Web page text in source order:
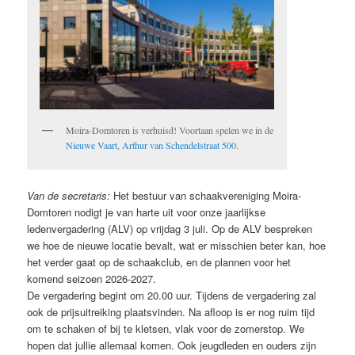
Moira-Domtoren is verhuisd! Voortaan spelen we in de
Nieuwe Vaart,Arthur van Schendelstraat 500.
Van de secretaris: Het bestuur van schaakvereniging Moira-
Domtoren nodigt je van harte uit voor onze jaarlijkse
ledenvergadering (ALV) op vrijdag 3 juli. Op de ALV bespreken
we hoe de nieuwe locatie bevalt, wat er misschien beter kan, hoe
het verder gaat op de schaakclub, en de plannen voor het
komend seizoen 2026-2027.
De vergadering begint om 20.00 uur. Tijdens de vergadering zal
ook de prijsuitreiking plaatsvinden. Na afloop is er nog ruim tijd
om te schaken of bij te kletsen, vlak voor de zomerstop. We
hopen dat jullie allemaal komen. Ook jeugdleden en ouders zijn